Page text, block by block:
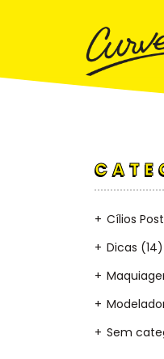
Cílios
Dicas (14)
Sem